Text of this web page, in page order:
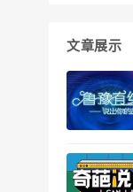
文章展示